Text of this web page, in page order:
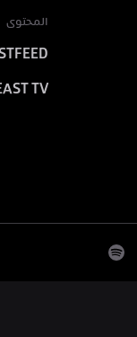
المحتوى
TV